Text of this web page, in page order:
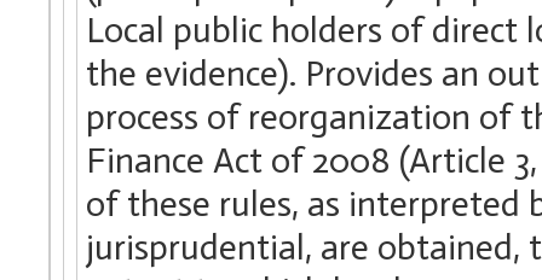
Local public holders of direct
the evidence). Provides an
process of reorganization of
Finance Act of 2008 (Article
of these rules, as
jurisprudential, are